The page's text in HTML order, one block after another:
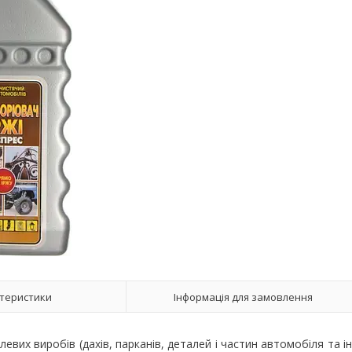
Інформація для замовлення
виробів (дахів, парканів, деталей і частин автомобіля та